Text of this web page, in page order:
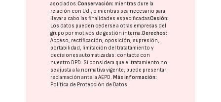
asociados.Conservación: mientras dure la
relación con Ud., o mientras sea necesario para
llevar a cabo las finalidades especificadasCesión:
Los datos pueden cederse a otras empresas del
grupo por motivos de gestión interna.Derechos:
Acceso, rectificación, oposición, supresión,
portabilidad, limitación del tratatamiento y
decisiones automatizadas: contacte con
nuestro DPD. Si considera que el tratamiento no
se ajusta a la normativa vigente, puede presentar
reclamación ante laAEPD.Más información:
Política de Protección de Datos